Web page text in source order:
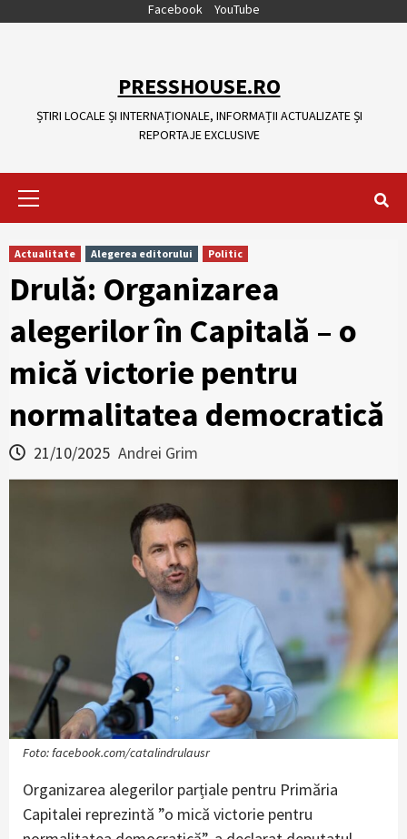
Facebook YouTube
PRESSHOUSE.RO
ȘTIRI LOCALE ȘI INTERNAȚIONALE, INFORMAȚII ACTUALIZATE ȘI
REPORTAJE EXCLUSIVE
Actualitate Alegerea editorului Politic
Drulă: Organizarea
alegerilor în Capitală – o
mică victorie pentru
normalitatea democratică
21/10/2025 Andrei Grim
Foto: facebook.com/catalindrulausr
Organizarea alegerilor parțiale pentru Primăria
Capitalei reprezintă ”o mică victorie pentru